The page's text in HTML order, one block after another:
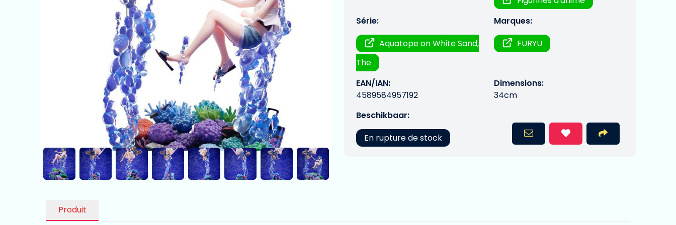
Série:
Aquatope on White Sand,
The
Marques:
FURYU
EAN/IAN:
4589584957192
Dimensions:
34cm
Beschikbaar:
En rupture de stock
Produit